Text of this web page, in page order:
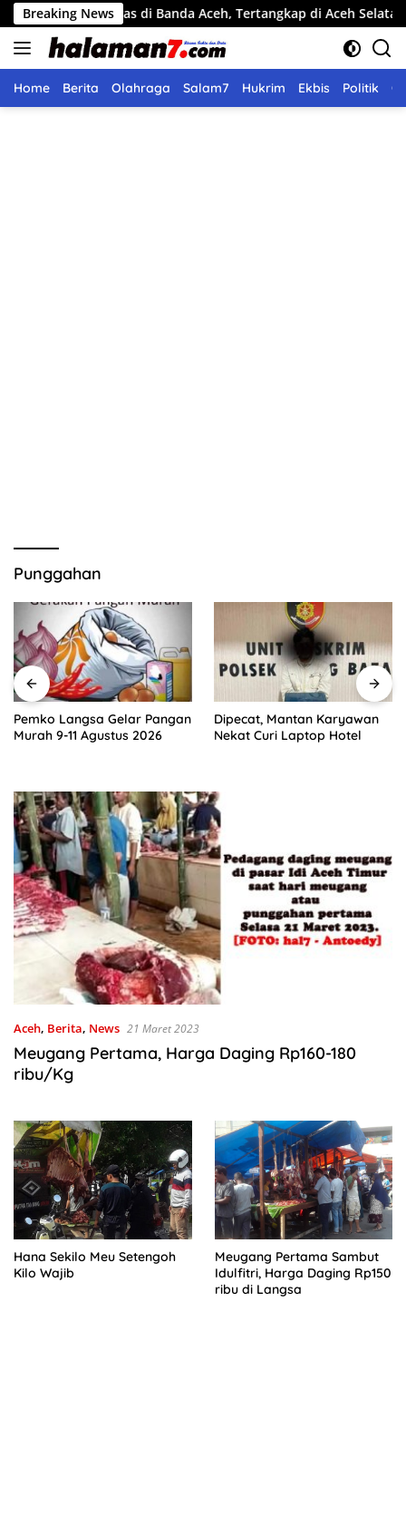
Langsung
ke
konten
Breaking News
Beras di Banda Aceh, Tertangkap di Aceh Selatan
Home Berita Olahraga Salam7 Hukrim Ekbis Politik
Punggahan
Pemko Langsa Gelar Pangan
Murah 9-11 Agustus 2026
Dipecat, Mantan Karyawan
Nekat Curi Laptop Hotel
Aceh, Berita, News 21 Maret 2023
Meugang Pertama, Harga Daging Rp160-180
ribu/Kg
Hana Sekilo Meu Setengoh
Kilo Wajib
Meugang Pertama Sambut
Idulfitri, Harga Daging Rp150
ribu di Langsa